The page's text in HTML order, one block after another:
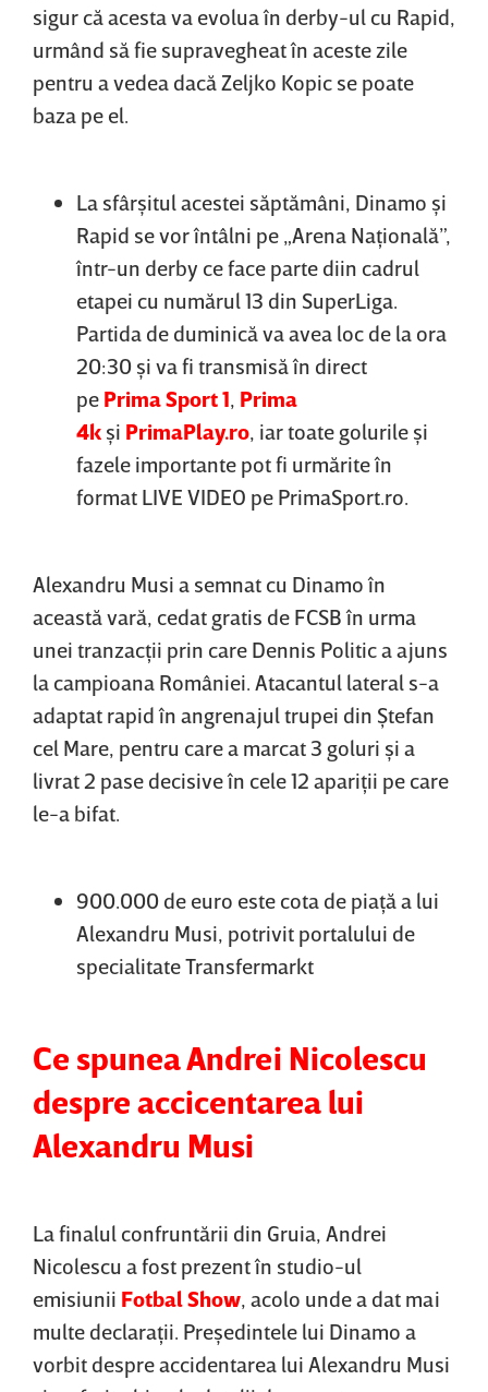
sigur că acesta va evolua în derby-ul cu Rapid,
urmând să fie supravegheat în aceste zile
pentru a vedea dacă Zeljko Kopic se poate
baza pe el.
La sfârşitul acestei săptămâni, Dinamo şi
Rapid se vor întâlni pe „Arena Naţională”,
într-un derby ce face parte diin cadrul
etapei cu numărul 13 din SuperLiga.
Partida de duminică va avea loc de la ora
20:30 şi va fi transmisă în direct
pe Prima Sport 1, Prima
4k şi PrimaPlay.ro, iar toate golurile şi
fazele importante pot fi urmărite în
format LIVE VIDEO pe PrimaSport.ro.
Alexandru Musi a semnat cu Dinamo în
această vară, cedat gratis de FCSB în urma
unei tranzacţii prin care Dennis Politic a ajuns
la campioana României. Atacantul lateral s-a
adaptat rapid în angrenajul trupei din Ştefan
cel Mare, pentru care a marcat 3 goluri şi a
livrat 2 pase decisive în cele 12 apariţii pe care
le-a bifat.
900.000 de euro este cota de piaţă a lui
Alexandru Musi, potrivit portalului de
specialitate Transfermarkt
Ce spunea Andrei Nicolescu
despre accicentarea lui
Alexandru Musi
La finalul confruntării din Gruia, Andrei
Nicolescu a fost prezent în studio-ul
emisiunii Fotbal Show, acolo unde a dat mai
multe declaraţii. Preşedintele lui Dinamo a
vorbit despre accidentarea lui Alexandru Musi